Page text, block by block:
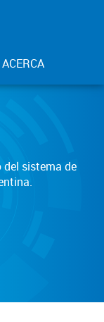
ACERCA
sistema de